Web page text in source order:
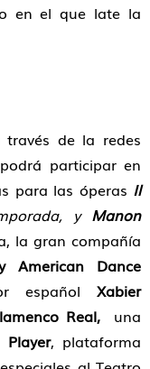
en el que late la
de la redes
participar en
para las óperas Il
yManon
la gran compañía
American Dance
español Xabier
Real,
una
Player, plataforma